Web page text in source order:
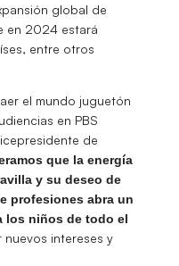
global de
en 2024 estará
entre otros
el mundo juguetón
en PBS
de
que la energía
y su deseo de
profesiones abra un
los niños de todo el
intereses y